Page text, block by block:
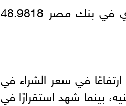
سجل سعر الدينار الكويتى أمام الجنيه المصري في بنك مصر 48.9818
في سعر الشراء في
الإسلامي ليسجل 48.4530 جنيه، بينما شهد استقرارًا في